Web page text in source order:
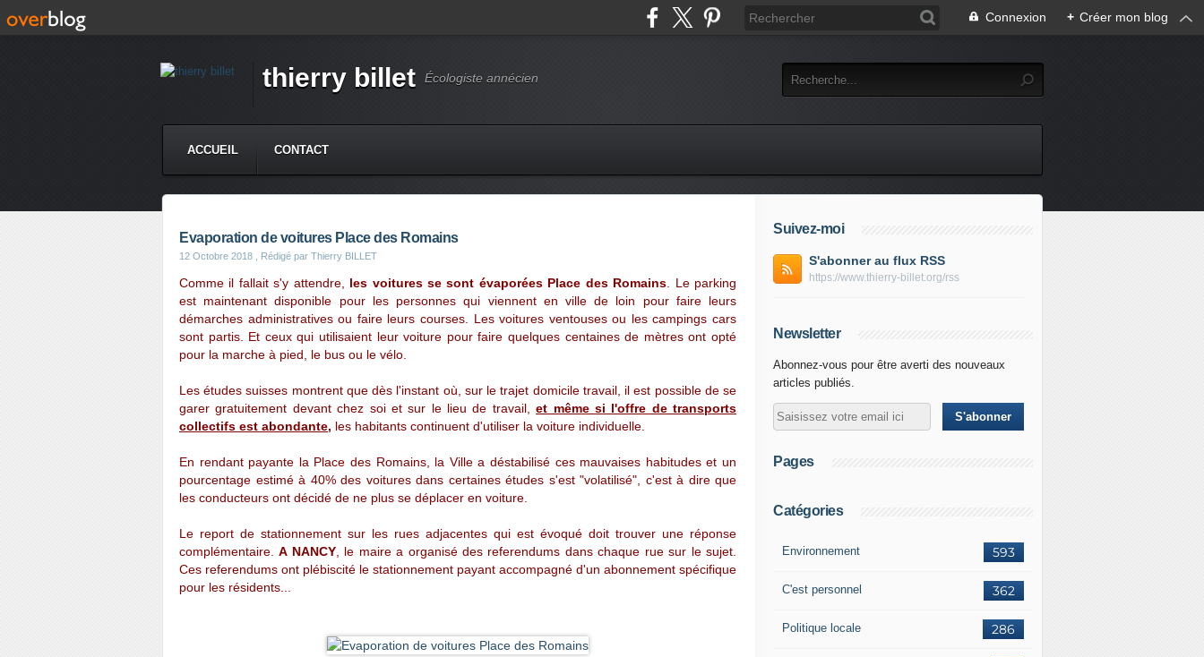
Connexion + Créer mon blog
thierry billet Écologiste annécien
ACCUEIL CONTACT
Evaporation de voitures Place des Romains
12 Octobre 2018 , Rédigé par Thierry BILLET
Comme il fallait s'y attendre, les voitures se sont évaporées Place des Romains . Le parking
est maintenant disponible pour les personnes qui viennent en ville de loin pour faire leurs
démarches administratives ou faire leurs courses. Les voitures ventouses ou les campings cars
sont partis. Et ceux qui utilisaient leur voiture pour faire quelques centaines de mètres ont opté
pour la marche à pied, le bus ou le vélo.
Les études suisses montrent que dès l'instant où, sur le trajet domicile travail, il est possible de se
garer gratuitement devant chez soi et sur le lieu de travail,et même si l'offre de transports
collectifs est abondante, les habitants continuent d'utiliser la voiture individuelle.
En rendant payante la Place des Romains, la Ville a déstabilisé ces mauvaises habitudes et un
pourcentage estimé à 40% des voitures dans certaines études s'est "volatilisé", c'est à dire que
les conducteurs ont décidé de ne plus se déplacer en voiture.
Le report de stationnement sur les rues adjacentes qui est évoqué doit trouver une réponse
complémentaire.A NANCY, le maire a organisé des referendums dans chaque rue sur le sujet.
Ces referendums ont plébiscité le stationnement payant accompagné d'un abonnement spécifique
pour les résidents...
Suivez-moi
S'abonner au flux RSS
https://www.thierry-billet.org/rss
Newsletter
Abonnez-vous pour être averti des nouveaux
articles publiés.
Pages
Catégories
593
Environnement
362
C'est personnel
286
Politique locale